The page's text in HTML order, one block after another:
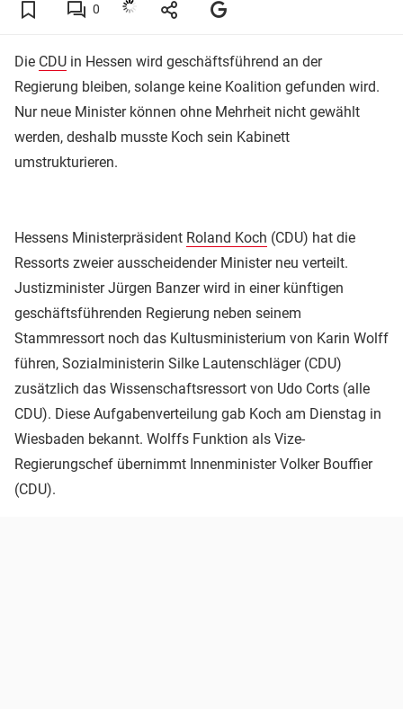
0
Die CDU in Hessen wird geschäftsführend an der
Regierung bleiben, solange keine Koalition gefunden wird.
Nur neue Minister können ohne Mehrheit nicht gewählt
werden, deshalb musste Koch sein Kabinett
umstrukturieren.
Hessens Ministerpräsident Roland Koch (CDU) hat die
Ressorts zweier ausscheidender Minister neu verteilt.
Justizminister Jürgen Banzer wird in einer künftigen
geschäftsführenden Regierung neben seinem
Stammressort noch das Kultusministerium von Karin Wolff
führen, Sozialministerin Silke Lautenschläger (CDU)
zusätzlich das Wissenschaftsressort von Udo Corts (alle
CDU). Diese Aufgabenverteilung gab Koch am Dienstag in
Wiesbaden bekannt. Wolffs Funktion als Vize-
Regierungschef übernimmt Innenminister Volker Bouffier
(CDU).